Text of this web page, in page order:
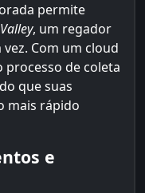
permite
, um regador
Com um cloud
processo de coleta
que suas
mais rápido
e